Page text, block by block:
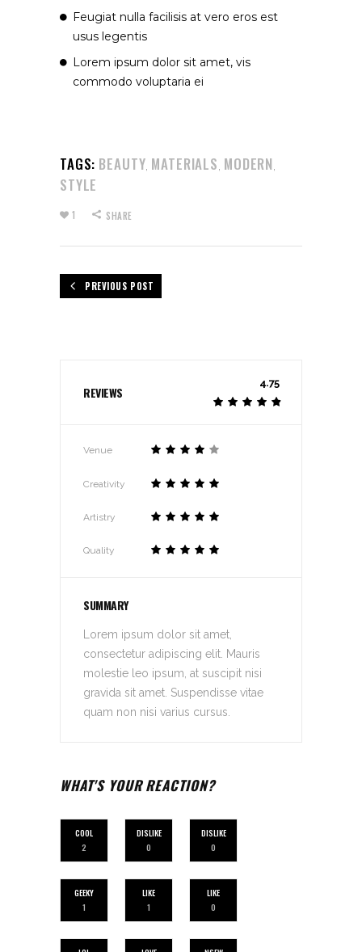
Feugiat nulla facilisis at vero eros est
usus legentis
Lorem ipsum dolor sit amet, vis
commodo voluptaria ei
TAGS: BEAUTY MATERIALS MODERN
STYLE
1 SHARE
PREVIOUS POST
REVIEWS
4.75
Venue
Creativity
Artistry
Quality
SUMMARY
Lorem ipsum dolor sit amet,
consectetur adipiscing elit. Mauris
molestie leo ipsum, at suscipit nisi
gravida sit amet. Suspendisse vitae
quam non nisi varius cursus.
WHAT'S YOUR REACTION?
COOL
2
DISLIKE
0
DISLIKE
0
GEEKY
1
LIKE
1
LIKE
0